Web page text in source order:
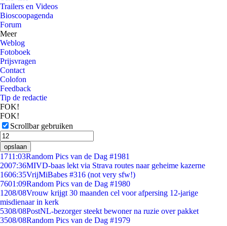
Trailers en Videos
Bioscoopagenda
Forum
Meer
Weblog
Fotoboek
Prijsvragen
Contact
Colofon
Feedback
Tip de redactie
FOK!
FOK!
Scrollbar gebruiken
opslaan
1711:03Random Pics van de Dag #1981
2007:36MIVD-baas lekt via Strava routes naar geheime kazerne
1606:35VrijMiBabes #316 (not very sfw!)
7601:09Random Pics van de Dag #1980
1208/08Vrouw krijgt 30 maanden cel voor afpersing 12-jarige
misdienaar in kerk
5308/08PostNL-bezorger steekt bewoner na ruzie over pakket
3508/08Random Pics van de Dag #1979